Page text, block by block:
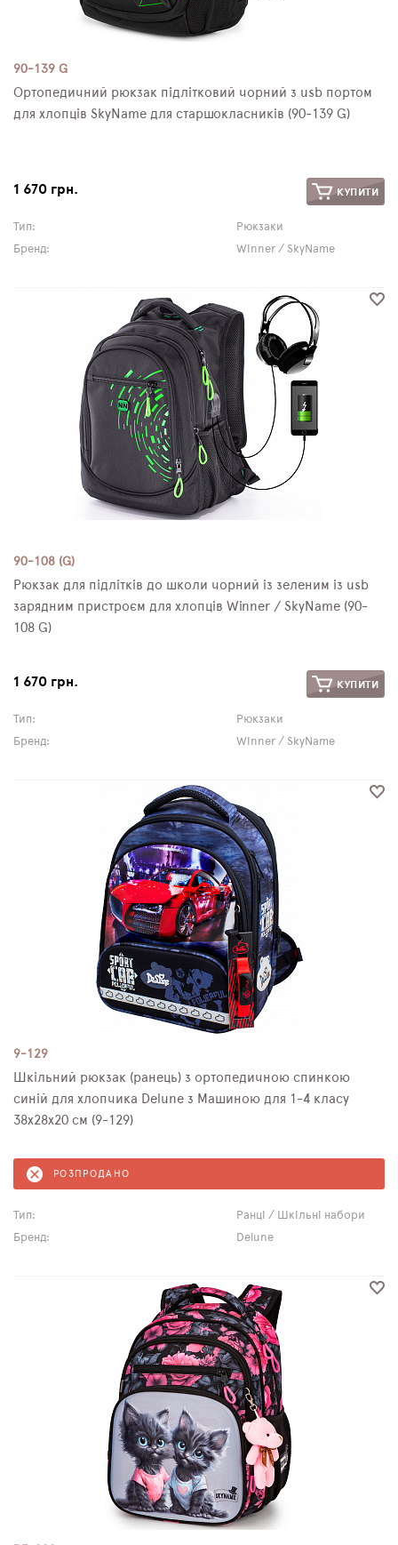
90-139 G
Ортопедичний рюкзак підлітковий чорний з usb портом
для хлопців SkyName для старшокласників (90-139 G)
1 670 грн. КУПИТИ
Тип:
Рюкзаки
Бренд:
Winner / SkyName
90-108 (G)
Рюкзак для підлітків до школи чорний із зеленим із usb
зарядним пристроєм для хлопців Winner / SkyName (90-
108 G)
1 670 грн. КУПИТИ
Тип:
Рюкзаки
Бренд:
Winner / SkyName
9-129
Шкільний рюкзак (ранець) з ортопедичною спинкою
синій для хлопчика Delune з Машиною для 1-4 класу
38х28х20 см (9-129)
РОЗПРОДАНО
Тип:
Ранці / Шкільні набори
Бренд:
Delune